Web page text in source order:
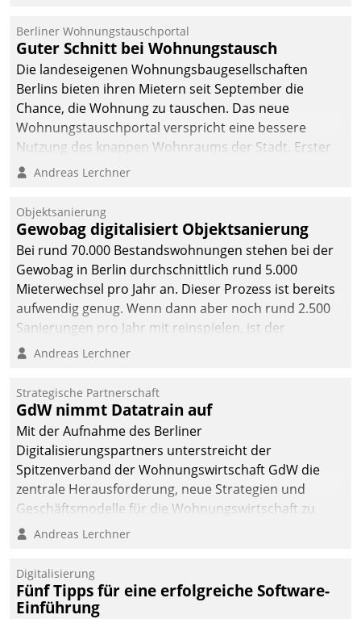
Berliner Wohnungstauschportal
Guter Schnitt bei Wohnungstausch
Die landeseigenen Wohnungsbaugesellschaften
Berlins bieten ihren Mietern seit September die
Chance, die Wohnung zu tauschen. Das neue
Wohnungstauschportal verspricht eine bessere
Nutzung des knappen Wohnraums der Stadt. Erster
Anwendungsfall für Datatrains Lösung API-Hub mit
Unternehmen.
Andreas Lerchner
Objektsanierung
Gewobag digitalisiert Objektsanierung
Bei rund 70.000 Bestandswohnungen stehen bei der
Gewobag in Berlin durchschnittlich rund 5.000
Mieterwechsel pro Jahr an. Dieser Prozess ist bereits
aufwendig genug. Wenn dann aber noch rund 2.500
Sanierungen pro Jahr mit reinspielen, ist der
Betreuungs- und Organisationsaufwand immens. Im
kommunale Wohnungsbauunternehmen daher
gemeinsam mit der Berliner Datatrain GmbH den
Teilprozess der Objektsanierung digitalisiert.
Andreas Lerchner
Strategische Partnerschaft
GdW nimmt Datatrain auf
Mit der Aufnahme des Berliner
Digitalisierungspartners unterstreicht der
Spitzenverband der Wohnungswirtschaft GdW die
zentrale Herausforderung, neue Strategien und
Geschäftsmodelle für die Wohnungswirtschaft zu
entwickeln.
Andreas Lerchner
Digitalisierung
Fünf Tipps für eine erfolgreiche Software-
Einführung